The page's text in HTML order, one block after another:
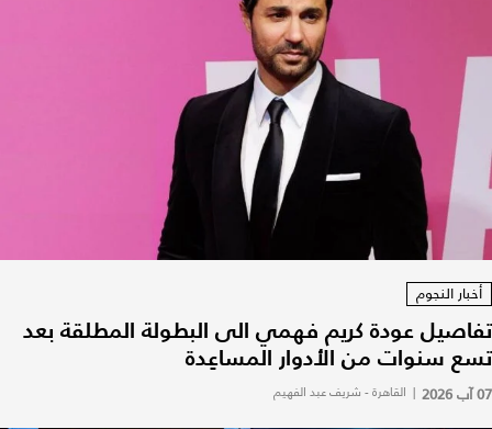
أخبار النجوم
تفاصيل عودة كريم فهمي الى البطولة المطلقة بعد
تسع سنوات من الأدوار المساعِدة
07 آب 2026 | القاهرة - شريف عبد الفهيم